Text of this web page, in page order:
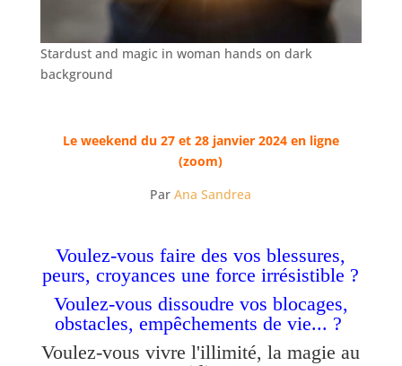
Stardust and magic in woman hands on dark
background
Le weekend du 27 et 28 janvier2024 en ligne
(zoom)
ParAna Sandrea
Voulez-vous faire des vos blessures,
peurs, croyances une force irrésistible ?
Voulez-vous dissoudre vos blocages,
obstacles, empêchements de vie... ?
Voulez-vous vivre l'illimité, la magie au